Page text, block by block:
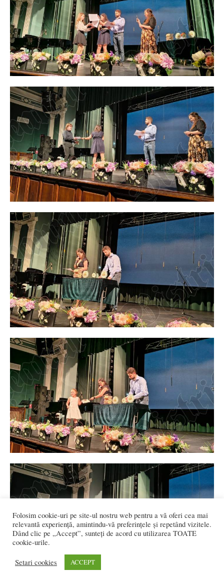
Folosim cookie-uri pe site-ul nostru web pentru a vă oferi cea mai
relevantă experiență, amintindu-vă preferințele și repetând vizitele.
Dând clic pe „Accept”, sunteți de acord cu utilizarea TOATE
cookie-urile.
Setari cookies ACCEPT